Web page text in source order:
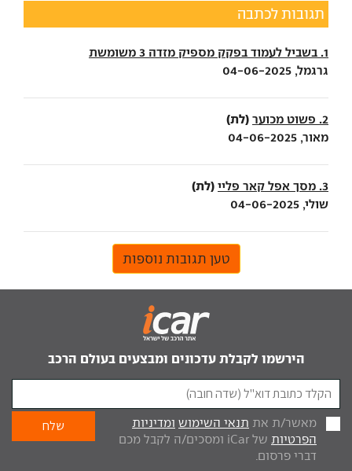
תגובות לכתבה
1. בשביל לעמוד בפקק מספיק מזדה 3 משומשת
גרגמל, 04-06-2025
2. פשוט מכוער (לת)
מאור, 04-06-2025
3. מסך אפל קאר פליי (לת)
שולי, 04-06-2025
טען תגובות נוספות
הירשמו לקבלת עדכונים ומבצעים בעולם הרכב
מאשר/ת את תנאי השימוש ומדיניות
הפרטיות
של iCar ומסכים/ה לקבל מכם
דברי פרסום.